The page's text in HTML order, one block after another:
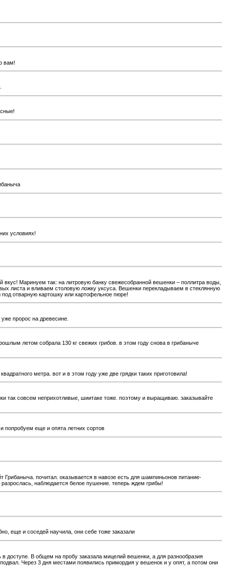
вам!
условиях!
Маринуем так: на литровую банку свежесобранной вешенки – поллитра воды,
листа и вливаем столовую ложку уксуса. Вешенки перекладываем в стеклянную
отварную картошку или картофельное пюре!
пророс на древесине.
летом собрала 130 кг свежих грибов. в этом году снова в грибаныче
метра. вот и в этом году уже две грядки таких приготовила!
так совсем неприхотливые, шиитаке тоже. поэтому и выращиваю. заказывайте
еще и опята летних сортов
почитал. оказывается в навозе есть для шампиньонов питание-
наблюдается белое пушение. теперь ждем грибы!
еще и соседей научила, они себе тоже заказали
доступе. В общем на пробу заказала мицелий вешенки, а для разнообразия
Через 3 дня местами появились примордия у вешенок и у опят, а потом они